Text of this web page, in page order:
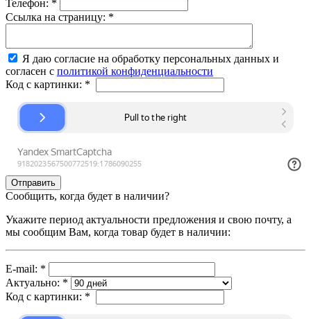
Телефон: *
Ссылка на страницу: *
Я даю согласие на обработку персональных данных и
согласен с политикой конфиденциальности
Код с картинки: *
Сообщить, когда будет в наличии?
Укажите период актуальности предложения и свою почту, а
мы сообщим Вам, когда товар будет в наличии:
E-mail: *
Актуально: *
Код с картинки: *